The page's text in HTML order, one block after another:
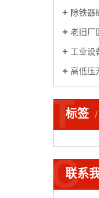
除铁器磁
老旧厂
工业设备
高低压
标签
T
联系
C